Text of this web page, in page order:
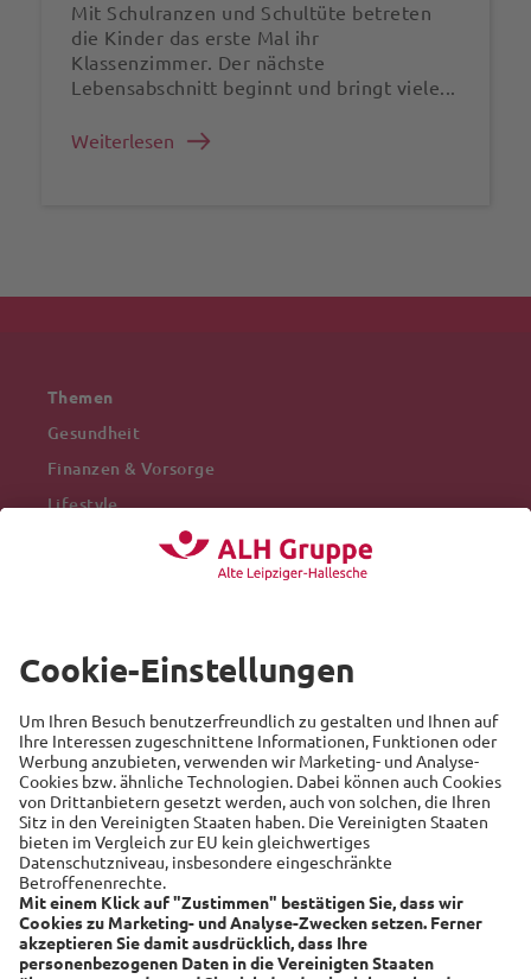
Mit Schulranzen und Schultüte betreten
die Kinder das erste Mal ihr
Klassenzimmer. Der nächste
Lebensabschnitt beginnt und bringt viele...
Weiterlesen
Themen
Gesundheit
Finanzen & Vorsorge
Lifestyle
Recht
Auto
Sicherheit
Familie
Links
Alte Leipziger
Hallesche
RSS-Feed
Über uns